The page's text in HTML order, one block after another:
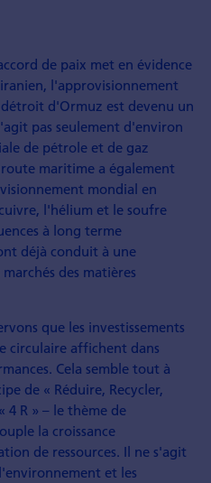
de paix met en évidence
l'approvisionnement
d'Ormuz est devenu un
pas seulement d'environ
de pétrole et de gaz
maritime a également
mondial en
l'hélium et le soufre
à long terme
déjà conduit à une
des matières
que les investissements
circulaire affichent dans
Cela semble tout à
de « Réduire, Recycler,
4 R » – le thème de
la croissance
de ressources. Il ne s'agit
et les